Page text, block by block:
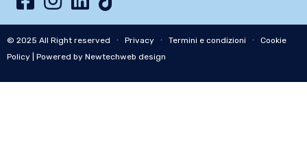
© 2025 All Right reserved ∙ Privacy ∙ Termini e condizioni ∙ Cookie
Policy | Powered by Newtechweb design